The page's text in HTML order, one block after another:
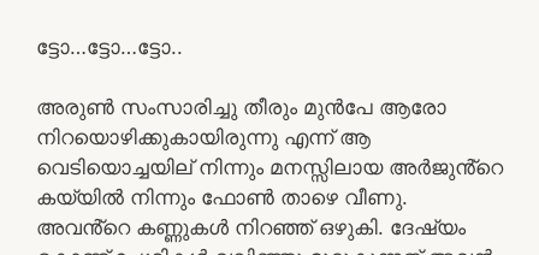
ട്ടോ…ട്ടോ…ട്ടോ..
അരുൺ സംസാരിച്ചു തീരും മുൻപേ ആരോ
നിറയൊഴിക്കുകായിരുന്നു എന്ന് ആ
വെടിയൊച്ചയില് നിന്നും മനസ്സിലായ അർജുൻ്റെ
കയ്യിൽ നിന്നും ഫോൺ താഴെ വീണു.
അവൻ്റെ കണ്ണുകൾ നിറഞ്ഞ് ഒഴുകി. ദേഷ്യം